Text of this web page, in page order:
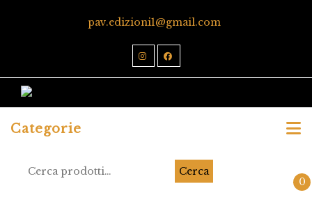
pav.edizioni1@gmail.com
Categorie
Cerca
0